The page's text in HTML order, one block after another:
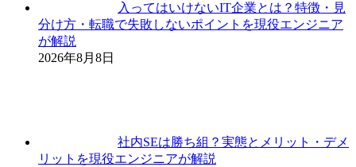
入ってはいけないIT企業とは？特徴・見
分け方・転職で失敗しないポイントを現役エンジニア
が解説
2026年8月8日
社内SEは勝ち組？実態とメリット・デメ
リットを現役エンジニアが解説